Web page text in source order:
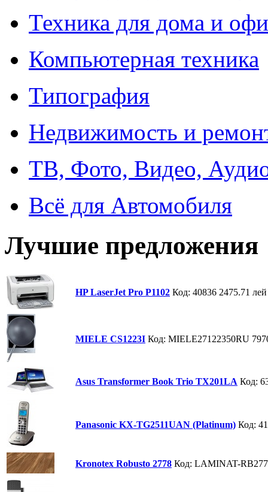
Техника для дома и
Компьютерная техника
Типография
Недвижимость и
ТВ, Фото, Видео,
Всё для Автомобиля
Лучшие предложения
HP LaserJet Pro P1102 Код: 40836 2475.71 лей
MIELE CS1223I Код: MIELE27122350RU
Asus Transformer Book Trio TX201LA Код:
Panasonic KX-TG2511UAN (Platinum) Код:
Kronotex Robusto 2778 Код: LAMINAT-